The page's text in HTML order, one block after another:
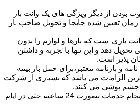
از دیگر ویژگی های یک وانت بار
زمان تعیین شده جابجا و تحویل صاحب بار
باری است که بارها و لوازم را بدون
دهد و این تنها با تجربه و داشتن
پذیر است.
و بارنامه معتبر،برای حمل بار.بیمه
الزامات می باشد که بسیاری از شرکت
چشم پوشی می کنند.
امکان فعالیت و انجام خدمات بصورت 24 ساعته حتی در ایام